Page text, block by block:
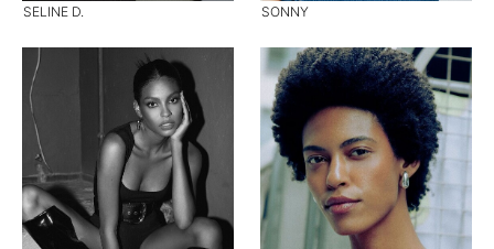
SELINE D. SONNY